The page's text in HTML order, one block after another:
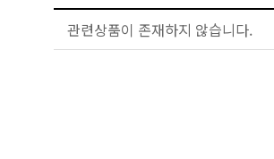
관련상품이 존재하지 않습니다.